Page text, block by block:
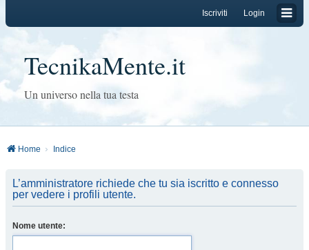
Login
Iscriviti
TecnikaMente.it
Un universo nella tua testa
Home Indice
L’amministratore richiede che tu sia iscritto e connesso
per vedere i profili utente.
Nome utente: